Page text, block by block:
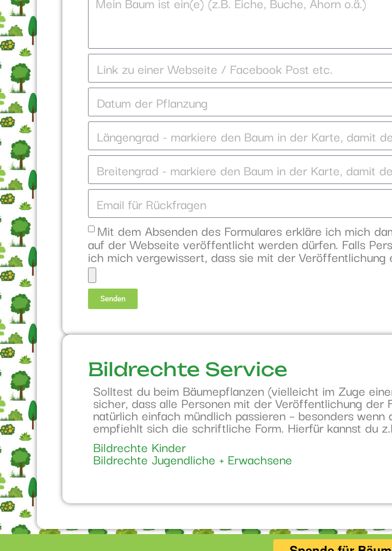
Mit dem Absenden des Formulares erkläre ich mich
auf der Webseite veröffentlicht werden dürfen. Falls
ich mich vergewissert, dass sie mit der Veröffentlichung
Senden
Bildrechte Service
Solltest du beim Bäumepflanzen (vielleicht im Zuge
sicher, dass alle Personen mit der Veröffentlichung der
natürlich einfach mündlich passieren – besonders
empfiehlt sich die schriftliche Form. Hierfür kannst du
Bildrechte Kinder
Bildrechte Jugendliche + Erwachsene